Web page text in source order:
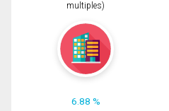
multiples)
6.88 %